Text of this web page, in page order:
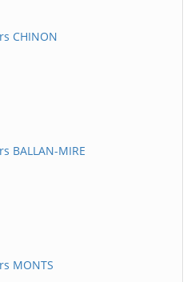
CHINON
BALLAN-MIRE
MONTS